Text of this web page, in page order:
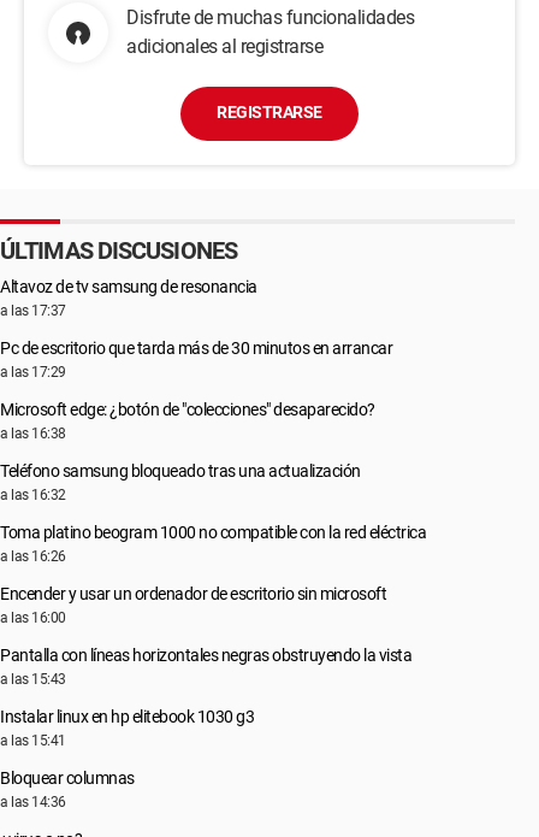
Disfrute de muchas funcionalidades
adicionales al registrarse
REGISTRARSE
ÚLTIMAS DISCUSIONES
Altavoz de tv samsung de resonancia
a las 17:37
Pc de escritorio que tarda más de 30 minutos en arrancar
a las 17:29
Microsoft edge: ¿botón de "colecciones" desaparecido?
a las 16:38
Teléfono samsung bloqueado tras una actualización
a las 16:32
Toma platino beogram 1000 no compatible con la red eléctrica
a las 16:26
Encender y usar un ordenador de escritorio sin microsoft
a las 16:00
Pantalla con líneas horizontales negras obstruyendo la vista
a las 15:43
Instalar linux en hp elitebook 1030 g3
a las 15:41
Bloquear columnas
a las 14:36